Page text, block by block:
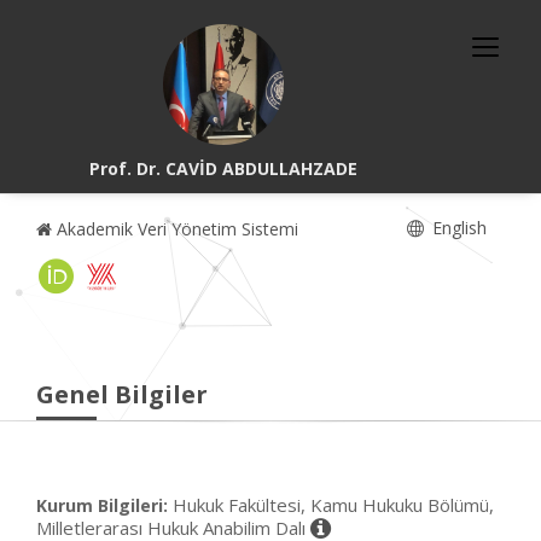
Prof. Dr. CAVİD ABDULLAHZADE
Akademik Veri Yönetim Sistemi English
Genel Bilgiler
Kurum Bilgileri: Hukuk Fakültesi, Kamu Hukuku Bölümü,
Milletlerarası Hukuk Anabilim Dalı